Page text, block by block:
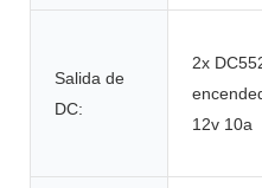
Salida de
DC:
2x
12v 10a